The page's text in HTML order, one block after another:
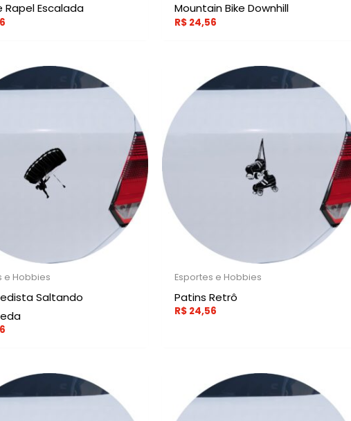
Rapel Escalada Mountain Bike Downhill
R$ 24,56
e Hobbies
Saltando
Esportes e Hobbies
Patins Retrô
R$ 24,56